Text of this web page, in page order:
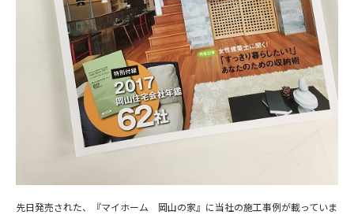
先日発売された、『マイホーム 岡山の家』に当社の施工事例が載っていま